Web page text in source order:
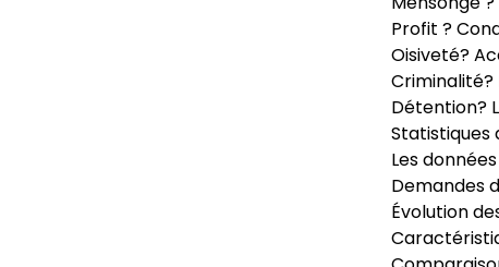
Profit ?
Oisiveté?
Détention?
Statistiques
Les
Demandes
Évolution